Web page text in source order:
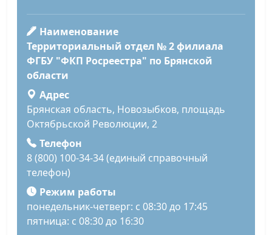
Наименование
Территориальный отдел № 2 филиала
ФГБУ "ФКП Росреестра" по Брянской
области
Адрес
Брянская область, Новозыбков, площадь
Октябрьской Революции, 2
Телефон
8 (800) 100-34-34 (единый справочный
телефон)
Режим работы
понедельник-четверг: с 08:30 до 17:45
пятница: с 08:30 до 16:30